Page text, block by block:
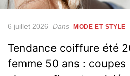
Posted
6 juillet 2026 Dans MODE ET STYLE
Tendance coiffure été
femme 50 ans : coupes